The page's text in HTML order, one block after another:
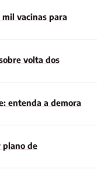
mil vacinas para
volta dos
entenda a demora
plano de